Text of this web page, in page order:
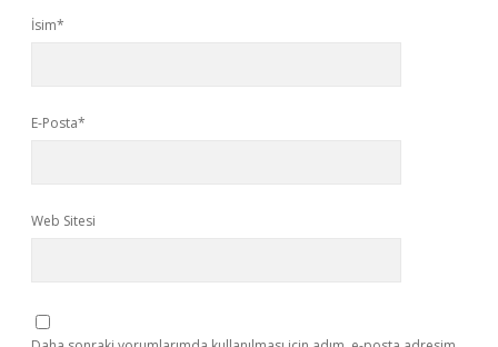
İsim*
E-Posta*
Web Sitesi